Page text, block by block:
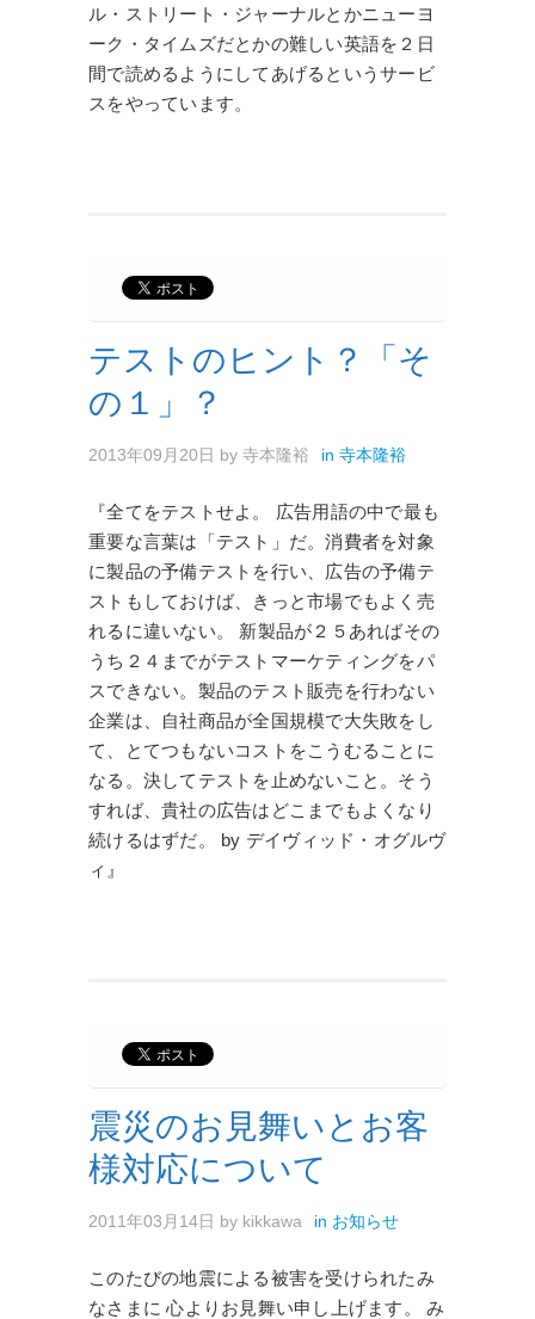
ル・ストリート・ジャーナルとかニューヨ
ーク・タイムズだとかの難しい英語を２日
間で読めるようにしてあげるというサービ
スをやっています。
テストのヒント？「そ
の１」？
2013年09月20日 by 寺本隆裕 in 寺本隆裕
『全てをテストせよ。 広告用語の中で最も
重要な言葉は「テスト」だ。消費者を対象
に製品の予備テストを行い、広告の予備テ
ストもしておけば、きっと市場でもよく売
れるに違いない。 新製品が２５あればその
うち２４までがテストマーケティングをパ
スできない。製品のテスト販売を行わない
企業は、自社商品が全国規模で大失敗をし
て、とてつもないコストをこうむることに
なる。決してテストを止めないこと。そう
すれば、貴社の広告はどこまでもよくなり
続けるはずだ。 by デイヴィッド・オグルヴ
ィ』
震災のお見舞いとお客
様対応について
2011年03月14日 by kikkawa in お知らせ
このたびの地震による被害を受けられたみ
なさまに 心よりお見舞い申し上げます。 み